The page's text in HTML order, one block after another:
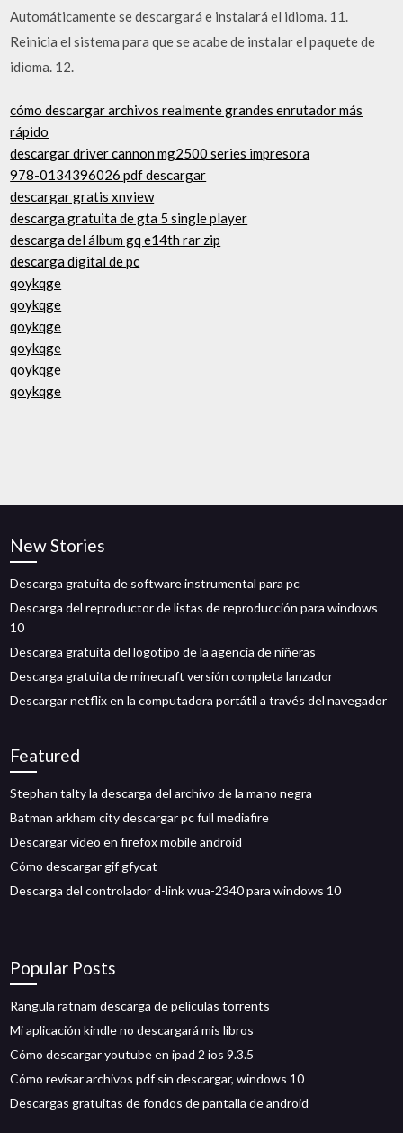
Automáticamente se descargará e instalará el idioma. 11.
Reinicia el sistema para que se acabe de instalar el paquete de
idioma. 12.
cómo descargar archivos realmente grandes enrutador más
rápido
descargar driver cannon mg2500 series impresora
978-0134396026 pdf descargar
descargar gratis xnview
descarga gratuita de gta 5 single player
descarga del álbum gq e14th rar zip
descarga digital de pc
qoykqge
qoykqge
qoykqge
qoykqge
qoykqge
qoykqge
New Stories
Descarga gratuita de software instrumental para pc
Descarga del reproductor de listas de reproducción para windows
10
Descarga gratuita del logotipo de la agencia de niñeras
Descarga gratuita de minecraft versión completa lanzador
Descargar netflix en la computadora portátil a través del navegador
Featured
Stephan talty la descarga del archivo de la mano negra
Batman arkham city descargar pc full mediafire
Descargar video en firefox mobile android
Cómo descargar gif gfycat
Descarga del controlador d-link wua-2340 para windows 10
Popular Posts
Rangula ratnam descarga de películas torrents
Mi aplicación kindle no descargará mis libros
Cómo descargar youtube en ipad 2 ios 9.3.5
Cómo revisar archivos pdf sin descargar, windows 10
Descargas gratuitas de fondos de pantalla de android